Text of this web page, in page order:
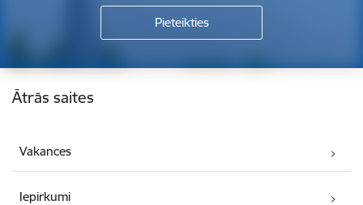
Kājene
Ātrās saites
Vakances
Iepirkumi